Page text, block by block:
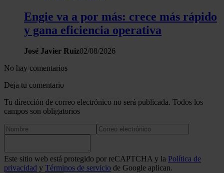
Engie va a por más: crece más rápido
y gana eficiencia operativa
José Javier Ruiz02/08/2026
No hay comentarios
Deja tu comentario
Tu dirección de correo electrónico no será publicada. Todos los
campos son obligatorios
Este sitio web está protegido por reCAPTCHA y la Política de
privacidad y Términos de servicio de Google aplican.